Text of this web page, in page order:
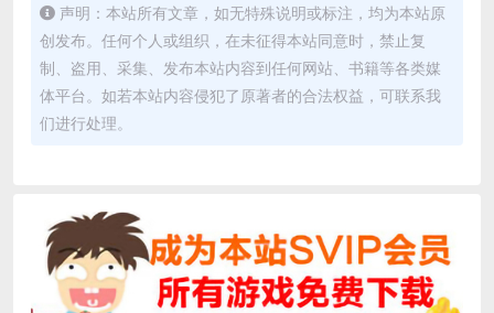
声明：本站所有文章，如无特殊说明或标注，均为本站原
创发布。任何个人或组织，在未征得本站同意时，禁止复
制、盗用、采集、发布本站内容到任何网站、书籍等各类媒
体平台。如若本站内容侵犯了原著者的合法权益，可联系我
们进行处理。